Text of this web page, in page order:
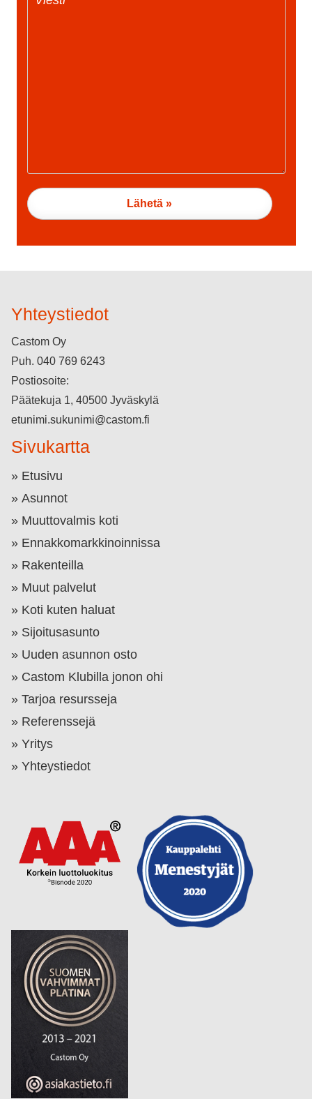
Yhteystiedot
Castom Oy
Puh. 040 769 6243
Postiosoite:
Päätekuja 1, 40500 Jyväskylä
etunimi.sukunimi@castom.fi
Sivukartta
Etusivu
Asunnot
Muuttovalmis koti
Ennakkomarkkinoinnissa
Rakenteilla
Muut palvelut
Koti kuten haluat
Sijoitusasunto
Uuden asunnon osto
Castom Klubilla jonon ohi
Tarjoa resursseja
Referenssejä
Yritys
Yhteystiedot